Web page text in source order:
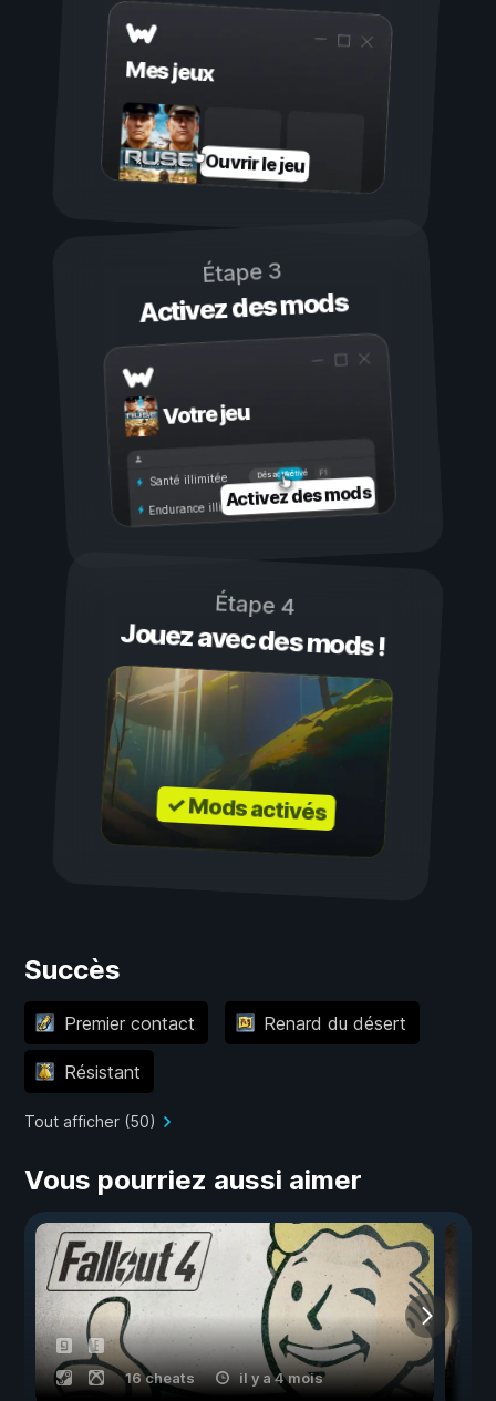
Mes jeux
Ouvrir le jeu
Étape 3
Activez des mods
Votre jeu
Activé
Désactivé
Santé illimitée
Endurance illimitéeActivez des mods
Étape 4
Jouez avec des mods !
✓ Mods activés
Succès
Premier contact Renard du désert
Résistant
Tout afficher (50)
Vous pourriez aussi aimer
16 cheats il y a 4 mois